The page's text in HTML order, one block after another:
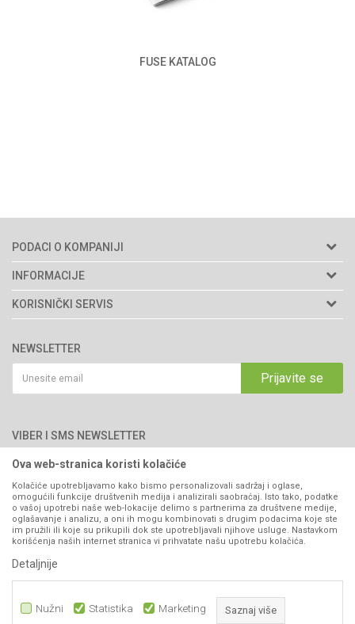
FUSE KATALOG
PODACI O KOMPANIJI
Agromarket d.o.o.
Matični broj: 11003826
76300 Bijeljina
066/44-99-00
INFORMACIJE
O nama
Brendovi
Katalozi
Saradnja
Kontakt
KORISNIČKI SERVIS
Politika privatnosti
Kako kupiti
Isporuka
Pravo na odustajanje
Reklamacije
Povraćaj sredstava
Zamjena artikala
Plaćanje karticama
NEWSLETTER
Prijavite se
VIBER I SMS NEWSLETTER
PRATITE NAS
Ova web-stranica koristi kolačiće
Kolačiće upotrebljavamo kako bismo personalizovali sadržaj i oglase,
omogućili funkcije društvenih medija i analizirali saobraćaj. Isto tako, podatke
o vašoj upotrebi naše web-lokacije delimo s partnerima za društvene medije,
oglašavanje i analizu, a oni ih mogu kombinovati s drugim podacima koje ste
im pružili ili koje su prikupili dok ste upotrebljavali njihove usluge. Nastavkom
korišćenja naših internet stranica vi prihvatate našu upotrebu kolačića.
Detaljnije
Nužni Statistika Marketing Saznaj više